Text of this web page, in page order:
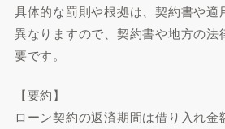
具体的な罰則や根拠は、契約書や適
異なりますので、契約書や地方の法
要です。
【要約】
ローン契約の返済期間は借り入れ金